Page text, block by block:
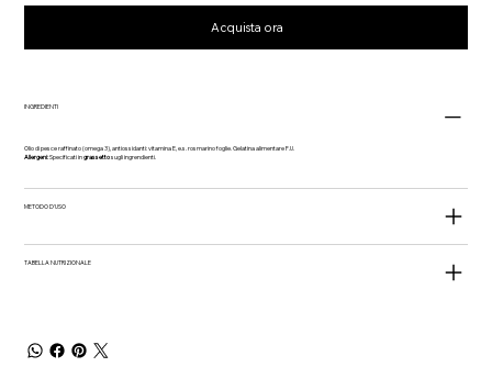
Acquista ora
INGREDIENTI
Olio di pesce raffinato (omega 3), antiossidanti: vitamina E, e.s. rosmarino foglie. Gelatina alimentare F.U.
Allergeni:Specificati ingrassettosugli ingrendienti.
METODO D'USO
TABELLA NUTRIZIONALE